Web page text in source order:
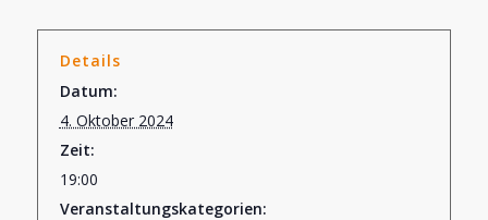
Details
Datum:
4. Oktober 2024
Zeit:
19:00
Veranstaltungskategorien: